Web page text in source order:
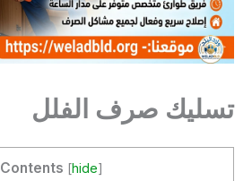
تسليك صرف الفلل
Contents [hide]